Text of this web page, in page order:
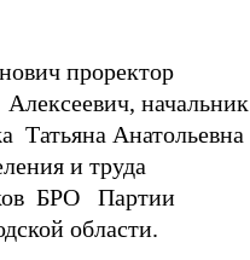
проректор
начальник
Анатольевна
и труда
БРО Партии
области.